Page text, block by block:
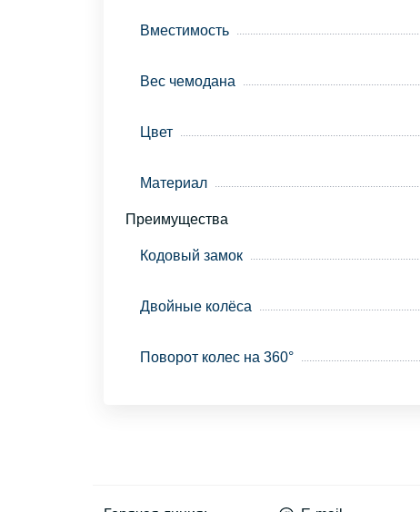
Вместимость
Вес чемодана
Цвет
Материал
Преимущества
Кодовый замок
Двойные колёса
Поворот колес на 360°